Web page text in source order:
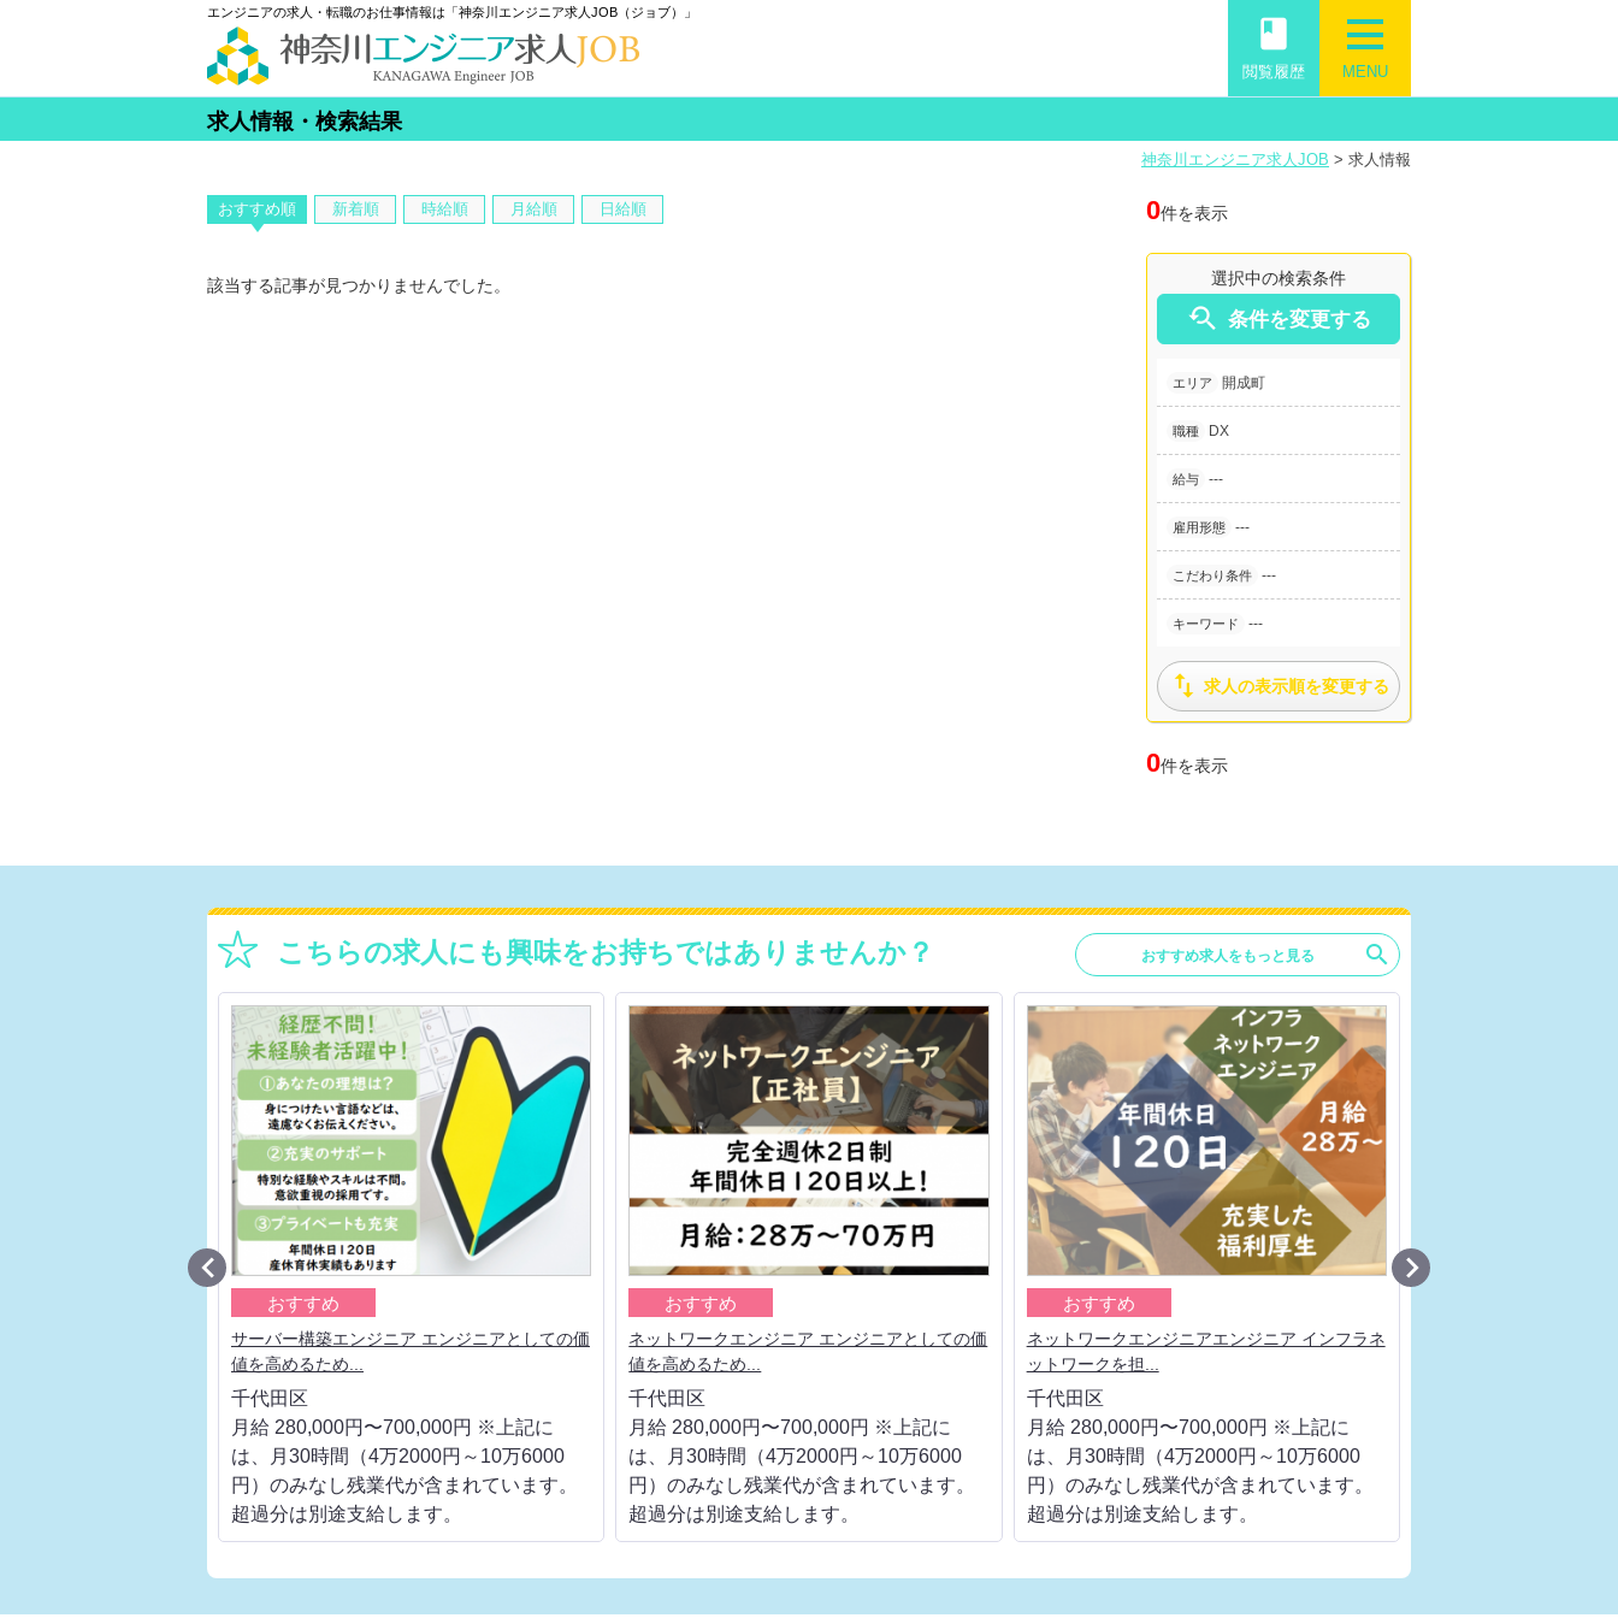
エンジニアの求人・転職のお仕事情報は「神奈川エンジニア求人JOB（ジョブ）」
MENU
book
閲覧履歴
求人情報・検索結果
神奈川エンジニア求人JOB > 求人情報
0件を表示
おすすめ順 新着順 時給順 月給順 日給順
選択中の検索条件
 条件を変更する
エリア 開成町
職種 DX
給与 ---
雇用形態 ---
こだわり条件 ---
キーワード ---
 求人の表示順を変更する
該当する記事が見つかりませんでした。
0件を表示
こちらの求人にも興味をお持ちではありませんか？ おすすめ求人をもっと見る search
おすすめ
サーバー構築エンジニア エンジニアとしての価
値を高めるため...
千代田区
月給 280,000円〜700,000円 ※上記に
は、月30時間（4万2000円～10万6000
円）のみなし残業代が含まれています。
超過分は別途支給します。
おすすめ
ネットワークエンジニア エンジニアとしての価
値を高めるため...
千代田区
月給 280,000円〜700,000円 ※上記に
は、月30時間（4万2000円～10万6000
円）のみなし残業代が含まれています。
超過分は別途支給します。
おすすめ
ネットワークエンジニアエンジニア インフラネ
ットワークを担...
千代田区
月給 280,000円〜700,000円 ※上記に
は、月30時間（4万2000円～10万6000
円）のみなし残業代が含まれています。
超過分は別途支給します。

